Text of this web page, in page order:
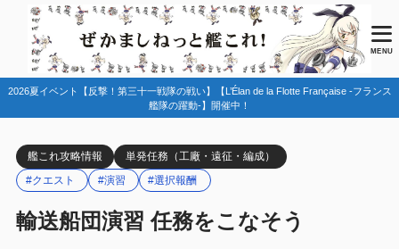
MENU
2026夏イベント【反撃！第三十一戦隊の戦い】【L’Élan de la Flotte Française -フランス
艦隊の躍動-】開催中！
艦これ攻略情報
単発任務（工廠・遠征・編成）
#クエスト
#演習 #選択報酬
輸送船団演習 任務をこなそう
目次
1